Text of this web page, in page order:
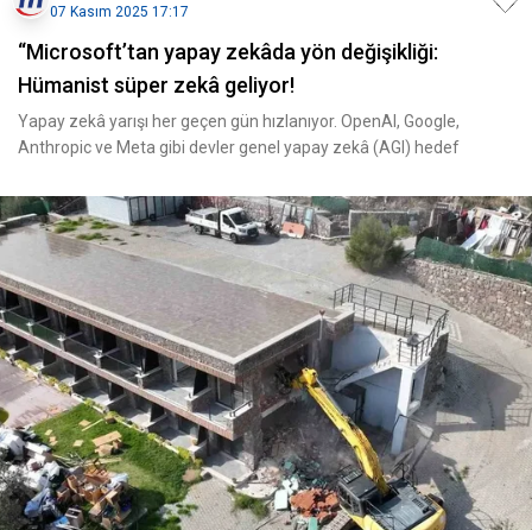
07 Kasım 2025 17:17
“Microsoft’tan yapay zekâda yön değişikliği:
Hümanist süper zekâ geliyor!
Yapay zekâ yarışı her geçen gün hızlanıyor. OpenAI, Google,
Anthropic ve Meta gibi devler genel yapay zekâ (AGI) hedef